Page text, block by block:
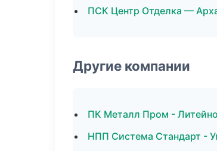
ПСК Центр Отделка —
Другие компании
ПК Металл Пром -
НПП Система Стандарт -